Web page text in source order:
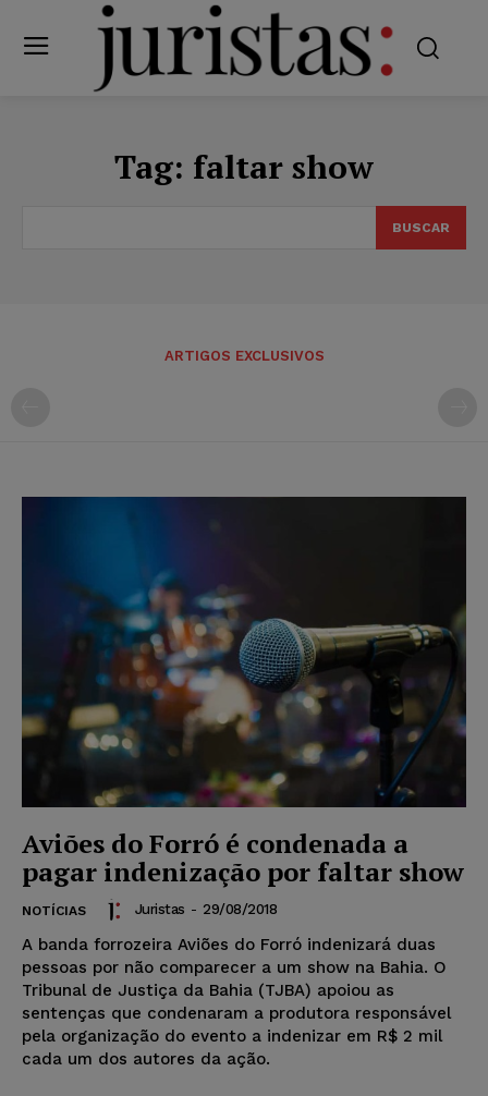
Tag: faltar show
BUSCAR
ARTIGOS EXCLUSIVOS
Aviões do Forró é condenada a
pagar indenização por faltar show
NOTÍCIAS Juristas - 29/08/2018
A banda forrozeira Aviões do Forró indenizará duas
pessoas por não comparecer a um show na Bahia. O
Tribunal de Justiça da Bahia (TJBA) apoiou as
sentenças que condenaram a produtora responsável
pela organização do evento a indenizar em R$ 2 mil
cada um dos autores da ação.